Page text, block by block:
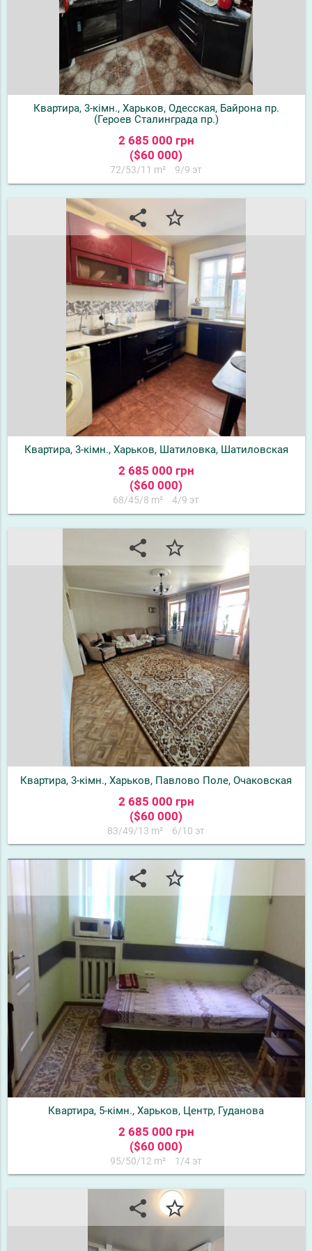
Квартира, 3-кімн., Харьков, Одесская, Байрона пр.
(Героев Сталинграда пр.)
2 685 000 грн
($60 000)
72/53/11 m² 9/9 эт
share star_border
Квартира, 3-кімн., Харьков, Шатиловка, Шатиловская
2 685 000 грн
($60 000)
68/45/8 m² 4/9 эт
share star_border
Квартира, 3-кімн., Харьков, Павлово Поле, Очаковская
2 685 000 грн
($60 000)
83/49/13 m² 6/10 эт
share star_border
Квартира, 5-кімн., Харьков, Центр, Гуданова
2 685 000 грн
($60 000)
95/50/12 m² 1/4 эт
share star_border